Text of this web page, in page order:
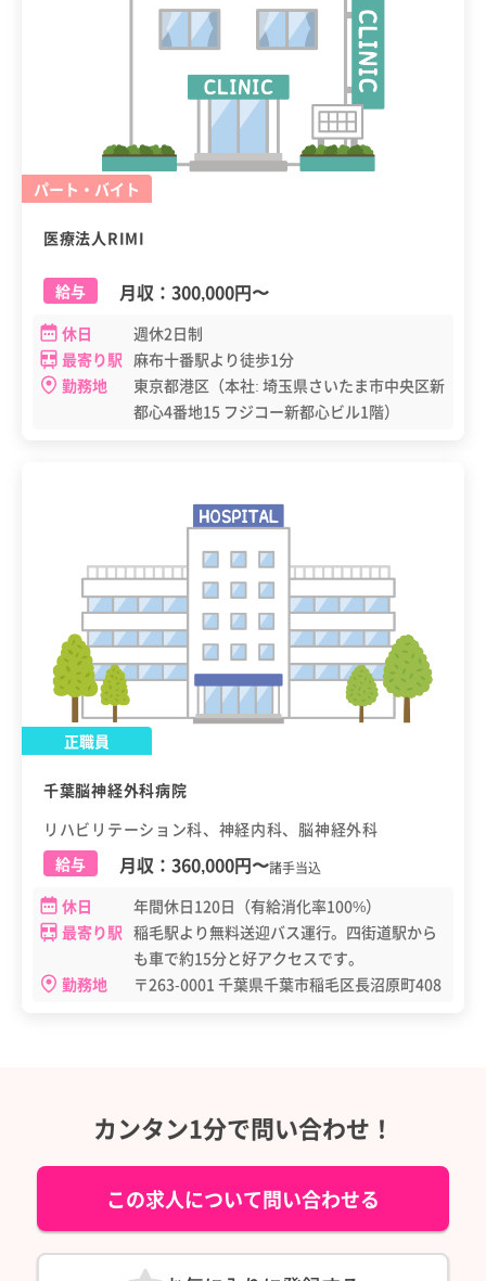
パート・バイト
医療法人RIMI
給与 月収： 300,000円〜
休日
週休2日制
最寄り駅 麻布十番駅より徒歩1分
勤務地
東京都港区（本社: 埼玉県さいたま市中央区新
都心4番地15 フジコー新都心ビル1階）
正職員
千葉脳神経外科病院
リハビリテーション科、神経内科、脳神経外科
給与
月収： 360,000円〜諸手当込
休日
年間休日120日（有給消化率100%）
最寄り駅 稲毛駅より無料送迎バス運行。四街道駅から
も車で約15分と好アクセスです。
勤務地
〒263-0001 千葉県千葉市稲毛区長沼原町408
カンタン1分で問い合わせ！
この求人について問い合わせる